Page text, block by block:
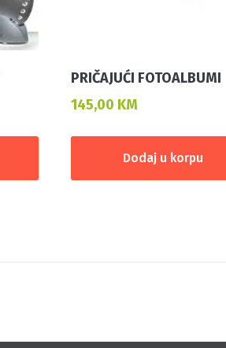
PRIČAJUĆI FOTOALBUMI
145,00 KM
Dodaj u korpu